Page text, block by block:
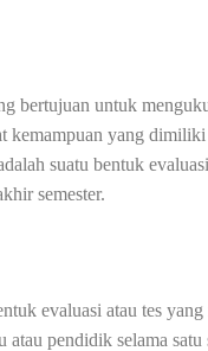
bertujuan untuk
kemampuan yang dimiliki
suatu bentuk
semester.
evaluasi atau tes
pendidik selama satu